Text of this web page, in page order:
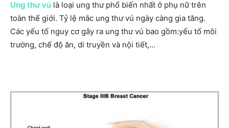
Ung thư vú là loại ung thư phổ biến nhất ở phụ nữ trên
toàn thế giới. Tỷ lệ mắc ung thư vú ngày càng gia tăng.
Các yếu tố nguy cơ gây ra ung thư vú bao gồm:yếu tố môi
trường, chế độ ăn, di truyền và nội tiết,…